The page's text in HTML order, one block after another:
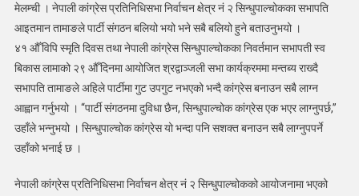
संगठन
बलियो
भयो
भने
सबै
बलियो
हुन्छ
मेलम्ची । नेपाली कांग्रेस प्रतिनिधिसभा निर्वाचन क्षेत्र नं २ सिन्धुपाल्चोकका सभापति
आइतमान तामाङले पार्टी संगठन बलियो भयो भने सबै बलियो हुने बताउनुभयो ।
४१ औँ विपि स्मृति दिवस तथा नेपाली कांग्रेस सिन्धुपाल्चोकका निवर्तमान सभापती स्व
बिकास लामाको २९ औँ दिनमा आयोजित श्रद्वाञ्जली सभा कार्यक्रममा मन्तब्य राख्दै
सभापति तामाङले अहिले पार्टीमा गुट उपगुट नभएको भन्दै कांग्रेस बनाउन सबै लाग्न
आह्वान गर्नुभयो । “पार्टी संगठनमा दुविधा छैन, सिन्धुपाल्चोक कांग्रेस एक भएर लाग्नुपर्छ,”
उहाँले भन्नुभयो । सिन्धुपाल्चोक कांग्रेस यो भन्दा पनि सशक्त बनाउन सबै लाग्नुपपर्ने
उहाँको भनाई छ ।
नेपाली कांग्रेस प्रतिनिधिसभा निर्वाचन क्षेत्र नं २ सिन्धुपाल्चोकको आयोजनामा भएको